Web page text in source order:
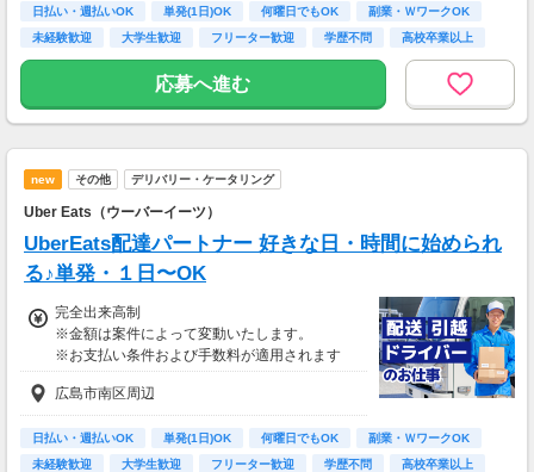
日払い・週払いOK 単発(1日)OK 何曜日でもOK
副業・ＷワークOK
未経験歓迎
大学生歓迎 フリーター歓迎 学歴不問 高校卒業以上
応募へ進む
new その他 デリバリー・ケータリング
Uber Eats（ウーバーイーツ）
UberEats配達パートナー 好きな日・時間に始められ
る♪単発・１日〜OK
完全出来高制
※金額は案件によって変動いたします。
※お支払い条件および手数料が適用されます
広島市南区周辺
日払い・週払いOK 単発(1日)OK 何曜日でもOK
副業・ＷワークOK
未経験歓迎
大学生歓迎 フリーター歓迎 学歴不問 高校卒業以上